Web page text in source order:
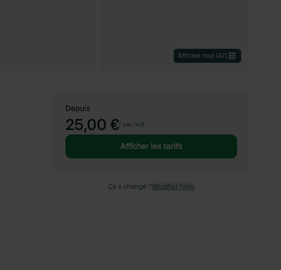
Afficher tout (47)
Depuis
25,00 €/ par nuit
Afficher les tarifs
Ça a changé ?Modifier l’info